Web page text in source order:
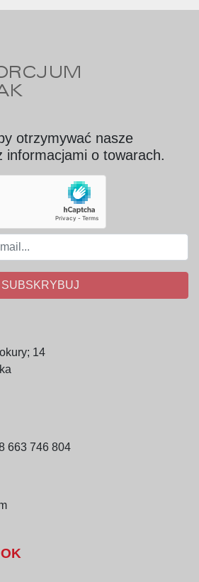
otrzymywać nasze
informacjami o towarach.
SUBSKRYBUJ
14
663 746 804